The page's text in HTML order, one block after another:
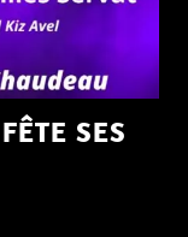
SES